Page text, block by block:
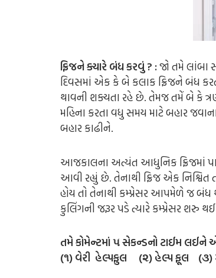
ફ્રિજને ક્યારે બંધ કરવું ? :જો તમે લાંબા
દિવસમાં એક કે બે કલાક ફ્રિજને બંધ
થાવની શક્યતા રહે છે. તેમજ તમેં બે કે
મહિના કરતા વધુ સમય માટે બહાર
બહાર કાઢીને.
આજકાલના અત્યંત આધુનિક ફ્રિજમાં
આવી રહ્યું છે. તેનાથી ફ્રિજ એક
હોય તો તેનાથી કમ્પ્રેસર આપમેળે જ બંધ
કુલિંગની જરૂર પડે ત્યારે કમ્પ્રેસર શરુ
તમે કોમેન્ટમાં ૫ સેકન્ડનો ટાઈમ લઈને
(૧) વેરી હેલ્પફુલ (૨) હેલ્પ ફૂલ